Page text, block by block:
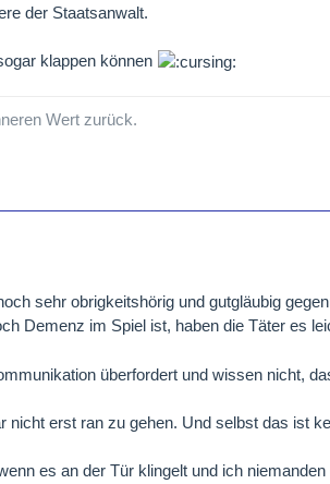
der Staatsanwalt.
klappen können
Wert zurück.
sehr obrigkeitshörig und gutgläubig
Demenz im Spiel ist, haben die Täter es
überfordert und wissen nicht,
nicht erst ran zu gehen. Und selbst das ist
es an der Tür klingelt und ich